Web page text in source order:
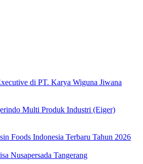
di PT. Karya Wiguna Jiwana
Multi Produk Industri (Eiger)
Foods Indonesia Terbaru Tahun 2026
Nusapersada Tangerang